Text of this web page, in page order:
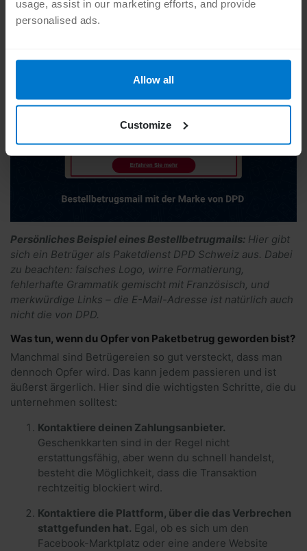
usage, assist in our marketing efforts, and provide
personalised ads.
Allow all
Customize
Persönliches Beispiel eines Bestellbetrugmails: Hier gibt
sich ein Betrüger als Paketdienst DPD Schweiz aus. Dabei
zu beachten: falsches Logo, wirre Formatierung,
fehlerhafte Grammatik gemischt mit Französisch, und
merkwürdige Links – die E-Mail-Adresse ist natürlich auch
nicht die von DPD.
Was tun, wenn du Opfer von Paketbetrug geworden bist?
Manchmal sind Betrügereien so gut versteckt, dass man
dennoch Opfer wird. Das kann jedem passieren und ist
äußerst ärgerlich. Hier sind die wichtigsten Schritte, die du
unternehmen solltest:
Kontaktiere deinen Zahlungsanbieter.
Geschenkkarten sind in der Regel nicht
erstattungsfähig, aber wenn du schnell handelst,
besteht die Möglichkeit, dass die Transaktion
rechtzeitig blockiert wird.
Kontaktiere die Plattform, über die das Verbrechen
stattgefunden hat. Egal, ob es sich um den
Facebook-Marktplatz oder eine andere Website